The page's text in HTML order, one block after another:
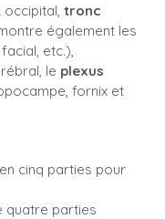
tronc
également les
etc.),
le plexus
fornix et
en cinq parties pour
quatre parties